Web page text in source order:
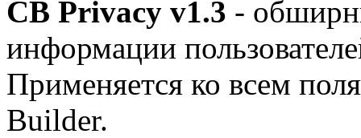
CB Privacy v1.3 -
информации
Применяется ко всем
Builder.